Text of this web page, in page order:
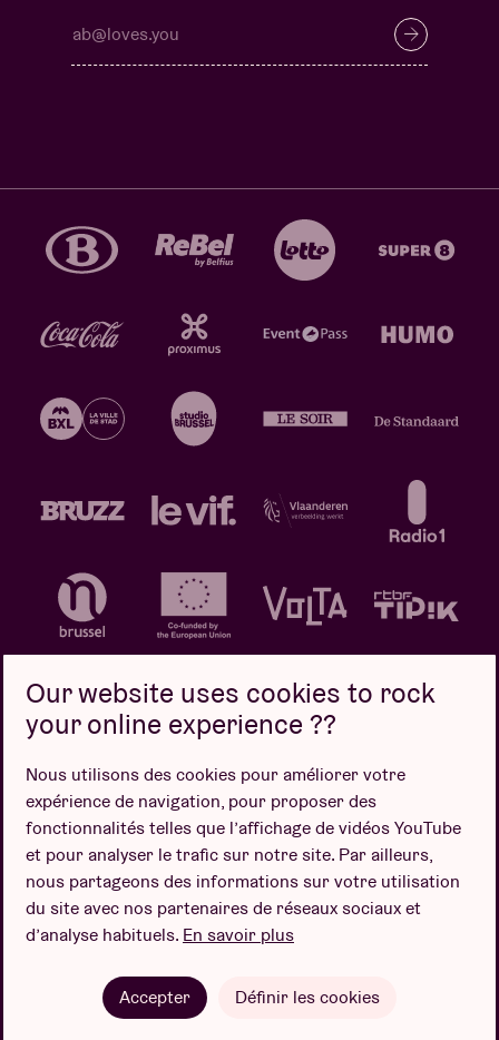
Politique de confidentialité
Politique de cookies
Conditions de vente
Design par
Our website uses cookies to rock
your online experience ??
Nous utilisons des cookies pour améliorer votre
expérience de navigation, pour proposer des
fonctionnalités telles que l’affichage de vidéos YouTube
et pour analyser le trafic sur notre site. Par ailleurs,
nous partageons des informations sur votre utilisation
du site avec nos partenaires de réseaux sociaux et
d’analyse habituels. En savoir plus
Accepter Définir les cookies